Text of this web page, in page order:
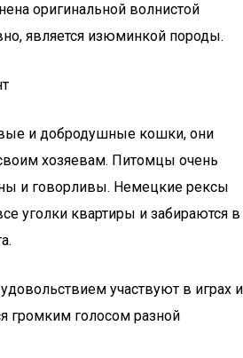
оригинальной волнистой
является изюминкой породы.
и добродушные кошки, они
хозяевам. Питомцы очень
и говорливы. Немецкие рексы
уголки квартиры и забираются в
участвуют в играх и
громким голосом разной